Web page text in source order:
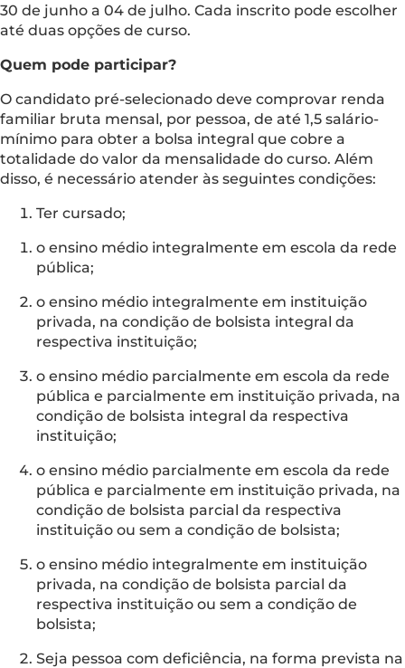
30 de junho a 04 de julho. Cada inscrito pode escolher
até duas opções de curso.
Quem pode participar?
O candidato pré-selecionado deve comprovar renda
familiar bruta mensal, por pessoa, de até 1,5 salário-
mínimo para obter a bolsa integral que cobre a
totalidade do valor da mensalidade do curso. Além
disso, é necessário atender às seguintes condições:
Ter cursado;
o ensino médio integralmente em escola da rede
pública;
o ensino médio integralmente em instituição
privada, na condição de bolsista integral da
respectiva instituição;
o ensino médio parcialmente em escola da rede
pública e parcialmente em instituição privada, na
condição de bolsista integral da respectiva
instituição;
o ensino médio parcialmente em escola da rede
pública e parcialmente em instituição privada, na
condição de bolsista parcial da respectiva
instituição ou sem a condição de bolsista;
o ensino médio integralmente em instituição
privada, na condição de bolsista parcial da
respectiva instituição ou sem a condição de
bolsista;
Seja pessoa com deficiência, na forma prevista na